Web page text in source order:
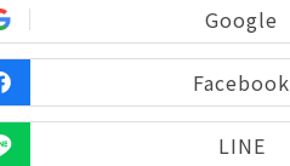
Google
Facebook
LINE